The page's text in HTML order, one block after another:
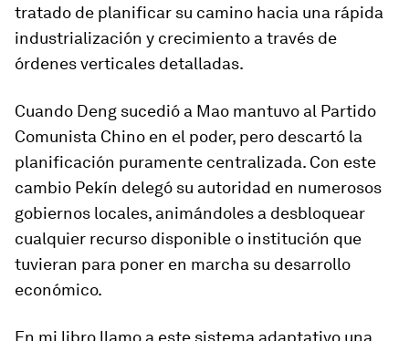
tratado de planificar su camino hacia una rápida
industrialización y crecimiento a través de
órdenes verticales detalladas.
Cuando Deng sucedió a Mao mantuvo al Partido
Comunista Chino en el poder, pero descartó la
planificación puramente centralizada. Con este
cambio Pekín delegó su autoridad en numerosos
gobiernos locales, animándoles a desbloquear
cualquier recurso disponible o institución que
tuvieran para poner en marcha su desarrollo
económico.
En mi libro llamo a este sistema adaptativo una